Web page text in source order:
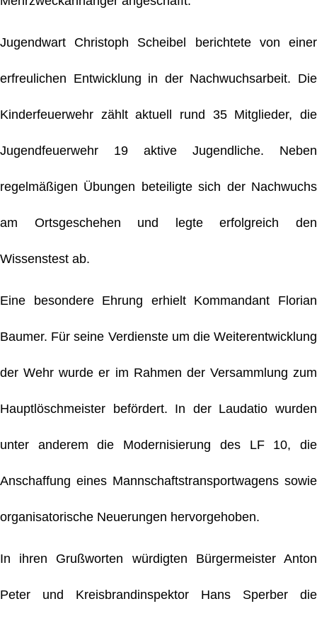
Jugendwart Christoph Scheibel berichtete von einer
erfreulichen Entwicklung in der Nachwuchsarbeit. Die
Kinderfeuerwehr zählt aktuell rund 35 Mitglieder, die
Jugendfeuerwehr 19 aktive Jugendliche. Neben
regelmäßigen Übungen beteiligte sich der Nachwuchs
am Ortsgeschehen und legte erfolgreich den
Wissenstest ab.
Eine besondere Ehrung erhielt Kommandant Florian
Baumer. Für seine Verdienste um die Weiterentwicklung
der Wehr wurde er im Rahmen der Versammlung zum
Hauptlöschmeister befördert. In der Laudatio wurden
unter anderem die Modernisierung des LF 10, die
Anschaffung eines Mannschaftstransportwagens sowie
organisatorische Neuerungen hervorgehoben.
In ihren Grußworten würdigten Bürgermeister Anton
Peter und Kreisbrandinspektor Hans Sperber die